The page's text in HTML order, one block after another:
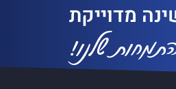
מדוייקת
שלנו!